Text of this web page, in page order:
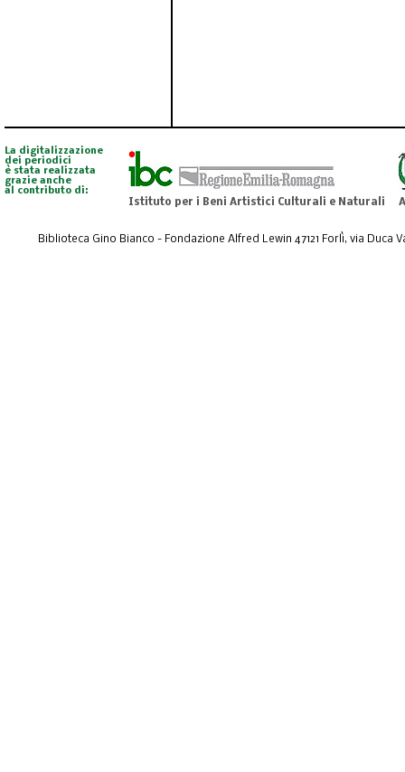
La digitalizzazione
dei periodici
è stata realizzata
grazie anche
al contributo di:
Istituto per i Beni Artistici Culturali e Naturali
Biblioteca Gino Bianco - Fondazione Alfred Lewin 47121 Forlì, via Duca